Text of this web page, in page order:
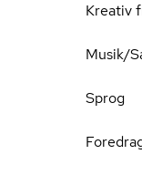
Kreativ
Musik/
Sprog